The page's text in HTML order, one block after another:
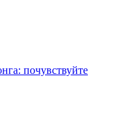
почувствуйте